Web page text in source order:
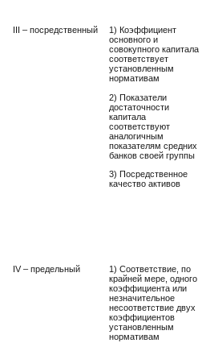
III – посредственный
1) Коэффициент
основного и
совокупного капитала
соответствует
установленным
нормативам
2) Показатели
достаточности
капитала
соответствуют
аналогичным
показателям средних
банков своей группы
3) Посредственное
качество активов
IV – предельный
1) Соответствие, по
крайней мере, одного
коэффициента или
незначительное
несоответствие двух
коэффициентов
установленным
нормативам